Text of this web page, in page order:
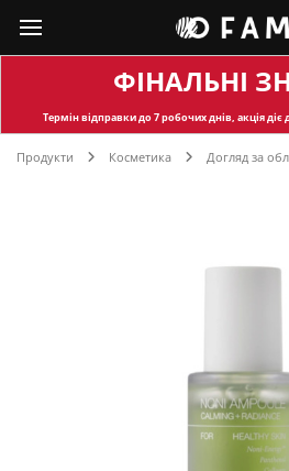
ФІНАЛЬНІ
Термін відправкидо 7 робочих днів, акція діє
Продукти Косметика Догляд за